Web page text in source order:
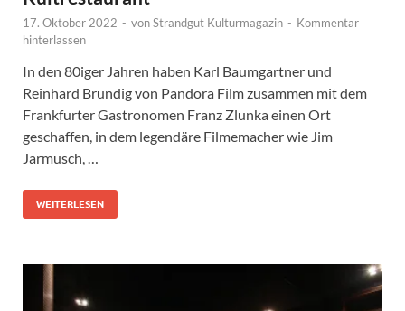
17. Oktober 2022 - vonStrandgut Kulturmagazin - Kommentar
hinterlassen
In den 80iger Jahren haben Karl Baumgartner und
Reinhard Brundig von Pandora Film zusammen mit dem
Frankfurter Gastronomen Franz Zlunka einen Ort
geschaffen, in dem legendäre Filmemacher wie Jim
Jarmusch, …
WEITERLESEN